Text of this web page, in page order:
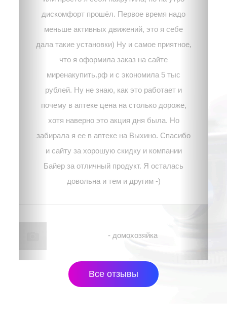
дискомфорт прошёл. Первое время надо
меньше активных движений, это я себе
дала такие установки) Ну и самое приятное,
что я оформила заказ на сайте
миренакупить.рф и с экономила 5 тыс
рублей. Ну не знаю, как это работает и
почему в аптеке цена на столько дороже,
хотя наверно это акция дня была. Но
забирала я ее в аптеке на Выхино. Спасибо
и сайту за хорошую скидку и компании
Байер за отличный продукт. Я осталась
довольна и тем и другим -)
- домохозяйка
Все отзывы